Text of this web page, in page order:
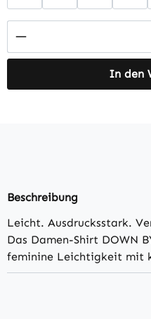
Produkt Anzahl:
In den
Beschreibung
Leicht. Ausdrucksstark.
Das Damen-Shirt DOWN
feminine Leichtigkeit mit